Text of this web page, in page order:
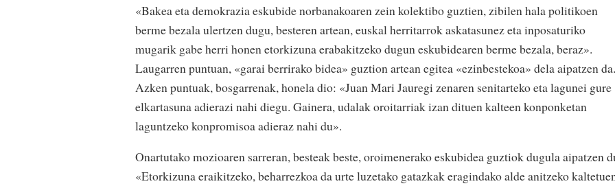
«Bakea eta demokrazia eskubide norbanakoaren zein kolektibo guztien, zibilen hala politikoen
berme bezala ulertzen dugu, besteren artean, euskal herritarrok askatasunez eta inposaturiko
mugarik gabe herri honen etorkizuna erabakitzeko dugun eskubidearen berme bezala, beraz».
Laugarren puntuan, «garai berrirako bidea» guztion artean egitea «ezinbestekoa» dela aipatzen da.
Azken puntuak, bosgarrenak, honela dio: «Juan Mari Jauregi zenaren senitarteko eta lagunei gure
elkartasuna adierazi nahi diegu. Gainera, udalak oroitarriak izan dituen kalteen konponketan
laguntzeko konpromisoa adieraz nahi du».
Onartutako mozioaren sarreran, besteak beste, oroimenerako eskubidea guztiok dugula aipatzen
«Etorkizuna eraikitzeko, beharrezkoa da urte luzetako gatazkak eragindako alde anitzeko